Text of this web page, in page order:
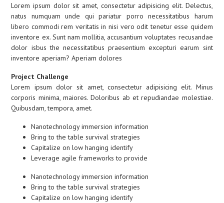
Lorem ipsum dolor sit amet, consectetur adipisicing elit. Delectus,
natus numquam unde qui pariatur porro necessitatibus harum
libero commodi rem veritatis in nisi vero odit tenetur esse quidem
inventore ex. Sunt nam mollitia, accusantium voluptates recusandae
dolor isbus the necessitatibus praesentium excepturi earum sint
inventore aperiam? Aperiam dolores
Project Challenge
Lorem ipsum dolor sit amet, consectetur adipisicing elit. Minus
corporis minima, maiores. Doloribus ab et repudiandae molestiae.
Quibusdam, tempora, amet.
Nanotechnology immersion information
Bring to the table survival strategies
Capitalize on low hanging identify
Leverage agile frameworks to provide
Nanotechnology immersion information
Bring to the table survival strategies
Capitalize on low hanging identify